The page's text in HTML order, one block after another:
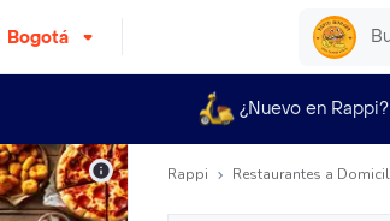
Bogotá
¿Nuevo en Rappi?
Rappi Restaurantes a